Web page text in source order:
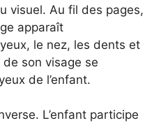
visuel. Au fil des pages,
apparaît
le nez, les dents et
son visage se
de l’enfant.
L’enfant participe